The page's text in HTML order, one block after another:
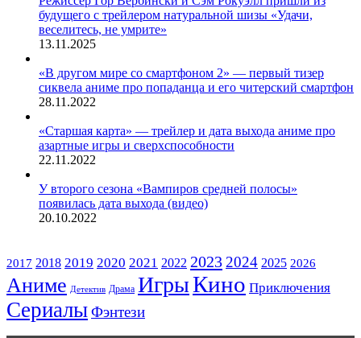
будущего с трейлером натуральной шизы «Удачи,
веселитесь, не умрите»
13.11.2025
«В другом мире со смартфоном 2» — первый тизер
сиквела аниме про попаданца и его читерский смартфон
28.11.2022
«Старшая карта» — трейлер и дата выхода аниме про
азартные игры и сверхспособности
22.11.2022
У второго сезона «Вампиров средней полосы»
появилась дата выхода (видео)
20.10.2022
2017 2018 2019 2020 2021 2022 2023 2024 2025 2026
Аниме Детектив Драма ИгрыКино Приключения
СериалыФэнтези